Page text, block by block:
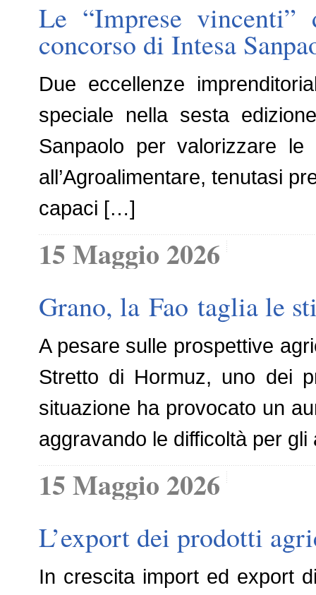
Le “Imprese
concorso di Intesa
Due eccellenze
speciale nella sesta
Sanpaolo per valorizzare
all’Agroalimentare, tenutasi
capaci […]
15 Maggio 2026
Grano, la Fao taglia le
A pesare sulle prospettive
Stretto di Hormuz, uno dei
situazione ha provocato un
aggravando le difficoltà per
15 Maggio 2026
L’export dei prodotti
In crescita import ed export